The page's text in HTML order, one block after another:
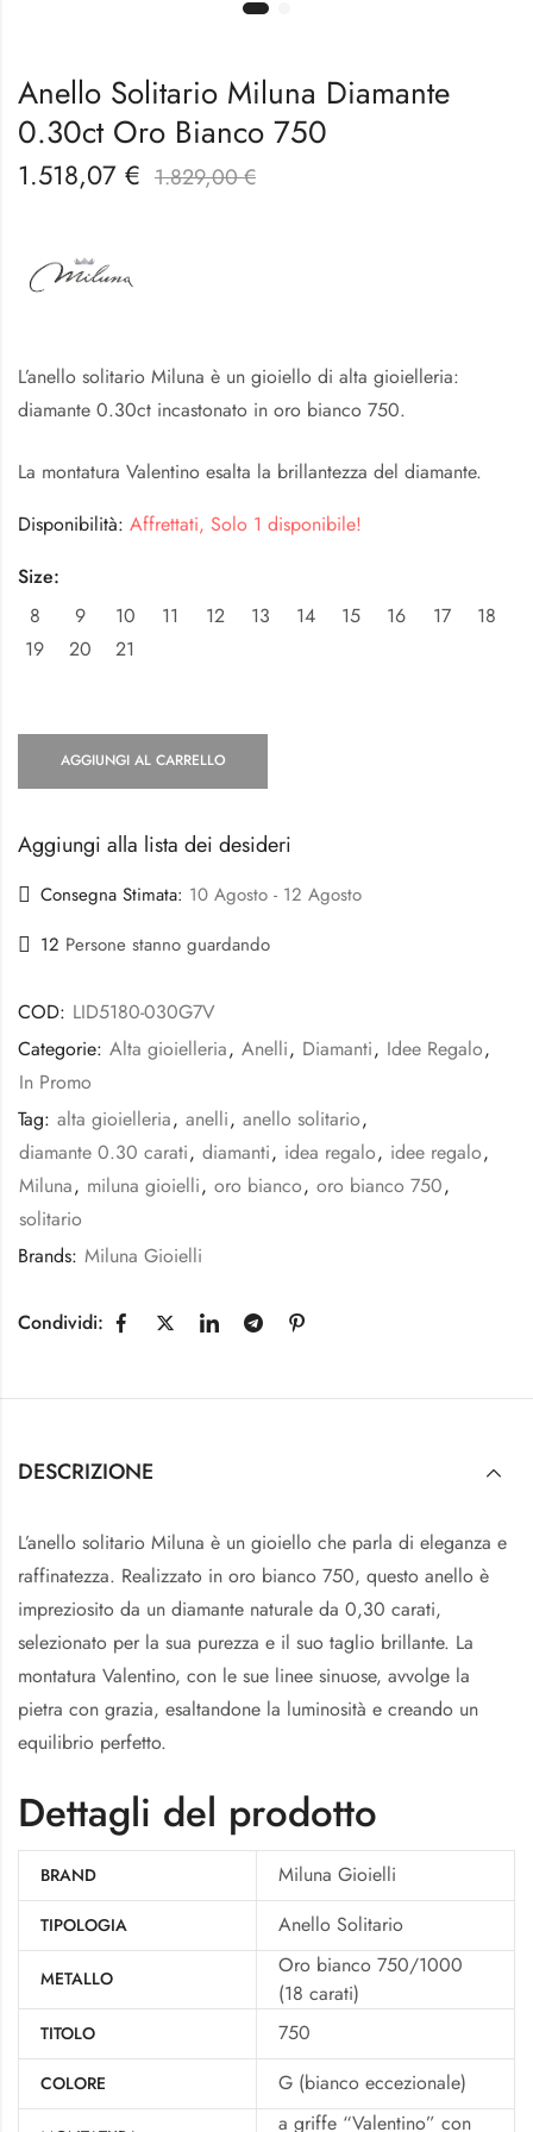
Anello Solitario Miluna Diamante
0.30ct Oro Bianco 750
1.518,07 € 1.829,00€
L’anello solitario Miluna è un gioiello di alta gioielleria:
diamante 0.30ct incastonato in oro bianco 750.
La montatura Valentino esalta la brillantezza del diamante.
Disponibilità: Affrettati, Solo 1 disponibile!
Size:
8
9 10 11 12 13 14 15 16 17
18
19
20 21
AGGIUNGI AL CARRELLO
Aggiungi alla lista dei desideri
Consegna Stimata: 10 Agosto - 12 Agosto
12 Persone stanno guardando
COD: LID5180-030G7V
Categorie: Alta gioielleria, Anelli, Diamanti, Idee Regalo,
In Promo
Tag: alta gioielleria, anelli, anello solitario,
diamante 0.30 carati, diamanti, idea regalo, idee regalo,
Miluna, miluna gioielli, oro bianco, oro bianco 750,
solitario
Brands: Miluna Gioielli
Condividi:
DESCRIZIONE
L’anello solitario Miluna è un gioiello che parla di eleganza e
raffinatezza. Realizzato in oro bianco 750, questo anello è
impreziosito da un diamante naturale da 0,30 carati,
selezionato per la sua purezza e il suo taglio brillante. La
montatura Valentino, con le sue linee sinuose, avvolge la
pietra con grazia, esaltandone la luminosità e creando un
equilibrio perfetto.
Dettagli del prodotto
BRAND Miluna Gioielli
TIPOLOGIA Anello Solitario
METALLO
Oro bianco 750/1000
(18 carati)
TITOLO 750
COLORE G (bianco eccezionale)
a griffe “Valentino” con